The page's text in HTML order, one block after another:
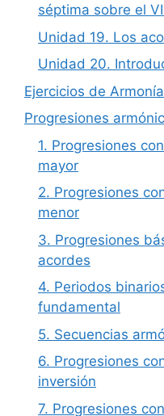
séptima sobre el
Unidad 19. Los
Unidad 20.
Ejercicios de Armonía
Progresiones
1. Progresiones
mayor
2. Progresiones
menor
3. Progresiones
acordes
4. Periodos
fundamental
5. Secuencias
6. Progresiones
inversión
7. Progresiones